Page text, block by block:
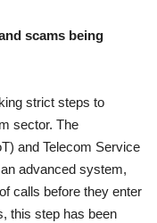
scams being
strict steps to
sector. The
and Telecom Service
advanced system,
calls before they enter
this step has been